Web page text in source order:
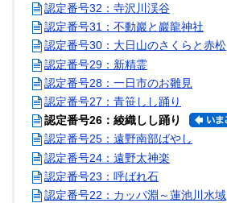
認定番号32：寺沢川渓谷
認定番号31：不動巖と巖龍神社
認定番号30：大日山のさくらと赤松
認定番号29：新精霊
認定番号28：一日市のお雛見
認定番号27：青笹しし踊り
認定番号26：綾織しし踊り
認定番号25：遠野南部ばやし
認定番号24：遠野太神楽
認定番号23：呼ばれ石
認定番号22：カッパ淵～蓮池川水域